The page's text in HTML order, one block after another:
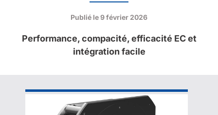
Publié le9 février 2026
Performance, compacité, efficacité EC et
intégration facile